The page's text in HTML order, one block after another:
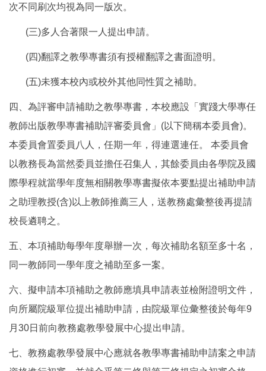
次不同刷次均視為同一版次。
(三)多人合著限一人提出申請。
(四)翻譯之教學專書須有授權翻譯之書面證明。
(五)未獲本校內或校外其他同性質之補助。
四、為評審申請補助之教學專書，本校應設「實踐大學專任
教師出版教學專書補助評審委員會」(以下簡稱本委員會)。
本委員會置委員八人，任期一年，得連選連任。 本委員會
以教務長為當然委員並擔任召集人，其餘委員由各學院及國
際學程就當學年度無相關教學專書擬依本要點提出補助申請
之助理教授(含)以上教師推薦三人，送教務處彙整後再提請
校長遴聘之。
五、本項補助每學年度舉辦一次，每次補助名額至多十名，
同一教師同一學年度之補助至多一案。
六、擬申請本項補助之教師應填具申請表並檢附證明文件，
向所屬院級單位提出補助申請，由院級單位彙整後於每年9
月30日前向教務處教學發展中心提出申請。
七、教務處教學發展中心應就各教學專書補助申請案之申請